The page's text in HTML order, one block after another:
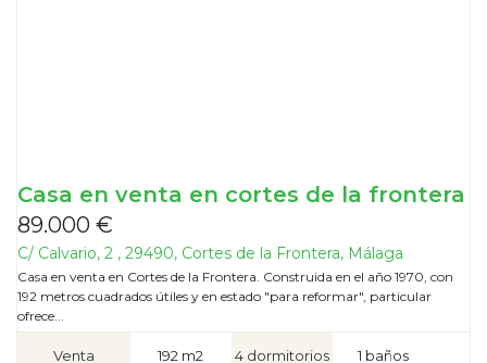
Casa en venta en cortes de la frontera
89.000 €
C/ Calvario, 2 , 29490, Cortes de la Frontera, Málaga
Casa en venta en Cortes de la Frontera. Construida en el año 1970, con
192 metros cuadrados útiles y en estado "para reformar", particular
ofrece...
Venta 192 m2 4 dormitorios 1 baños